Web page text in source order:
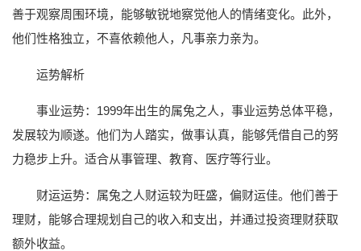
善于观察周围环境，能够敏锐地察觉他人的情绪变化。此外，
他们性格独立，不喜依赖他人，凡事亲力亲为。
运势解析
事业运势：1999年出生的属兔之人，事业运势总体平稳，
发展较为顺遂。他们为人踏实，做事认真，能够凭借自己的努
力稳步上升。适合从事管理、教育、医疗等行业。
财运运势：属兔之人财运较为旺盛，偏财运佳。他们善于
理财，能够合理规划自己的收入和支出，并通过投资理财获取
额外收益。